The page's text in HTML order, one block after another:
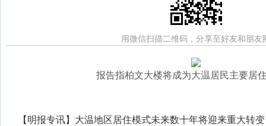
用微信扫描二维码，分享至好友和朋友
报告指柏文大楼将成为大温居民主要居
【明报专讯】大温地区居住模式未来数十年将迎来重大转